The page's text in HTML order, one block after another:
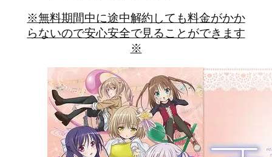
※無料期間中に途中解約しても料金がかか
らないので安心安全で見ることができます
※